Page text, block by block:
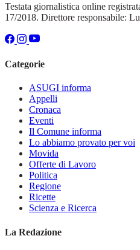
Testata giornalistica online
17/2018. Direttore responsabile:
Categorie
ASUGI informa
Appelli
Cronaca
Eventi
Il Comune informa
Lo abbiamo provato per voi
Movida
Offerte di Lavoro
Politica
Regione
Ricette
Scienza e Ricerca
La Redazione